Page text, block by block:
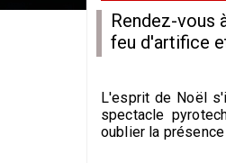
Rendez-vous
feu d'artifice
L'esprit de Noël
spectacle
oublier la